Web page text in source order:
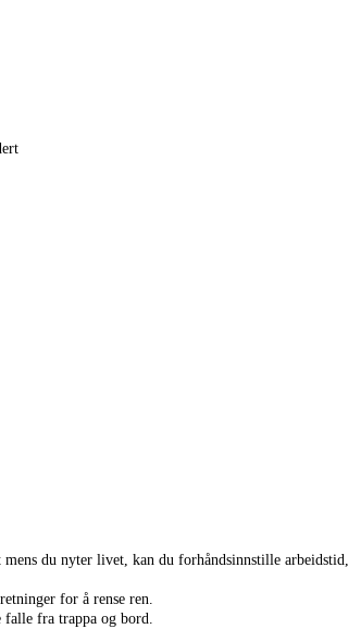
du nyter livet, kan du forhåndsinnstille arbeidstid,
for å rense ren.
fra trappa og bord.